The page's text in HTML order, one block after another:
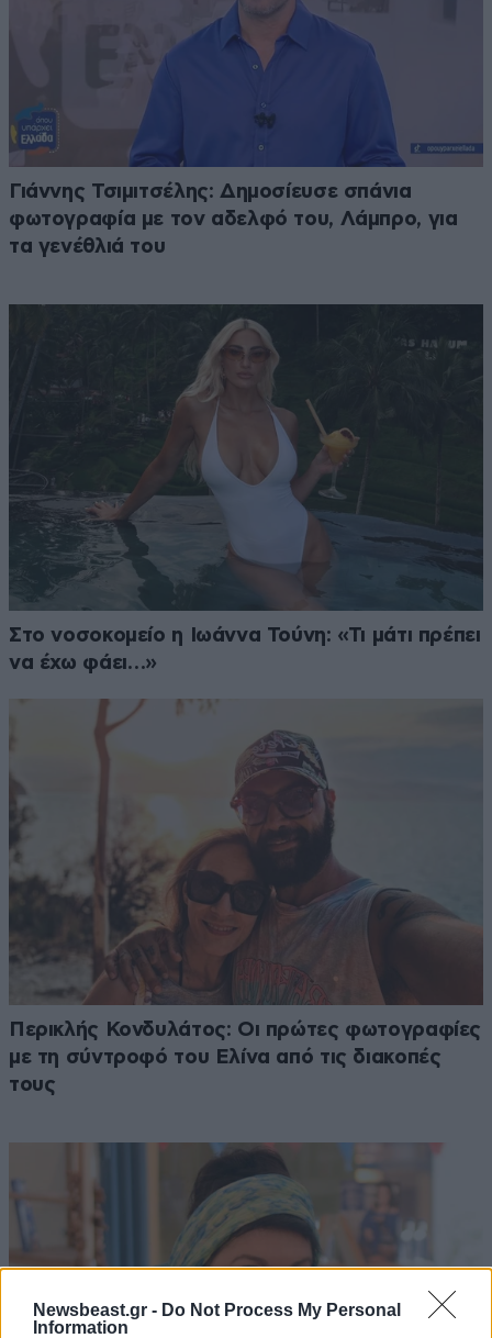
Newsbeast.gr - Do Not Process My Personal
Information
Γιάννης Τσιμιτσέλης: Δημοσίευσε σπάνια
φωτογραφία με τον αδελφό του, Λάμπρο, για
τα γενέθλιά του
Στο νοσοκομείο η Ιωάννα Τούνη: «Τι μάτι πρέπει
να έχω φάει…»
Περικλής Κονδυλάτος: Οι πρώτες φωτογραφίες
με τη σύντροφό του Ελίνα από τις διακοπές
τους